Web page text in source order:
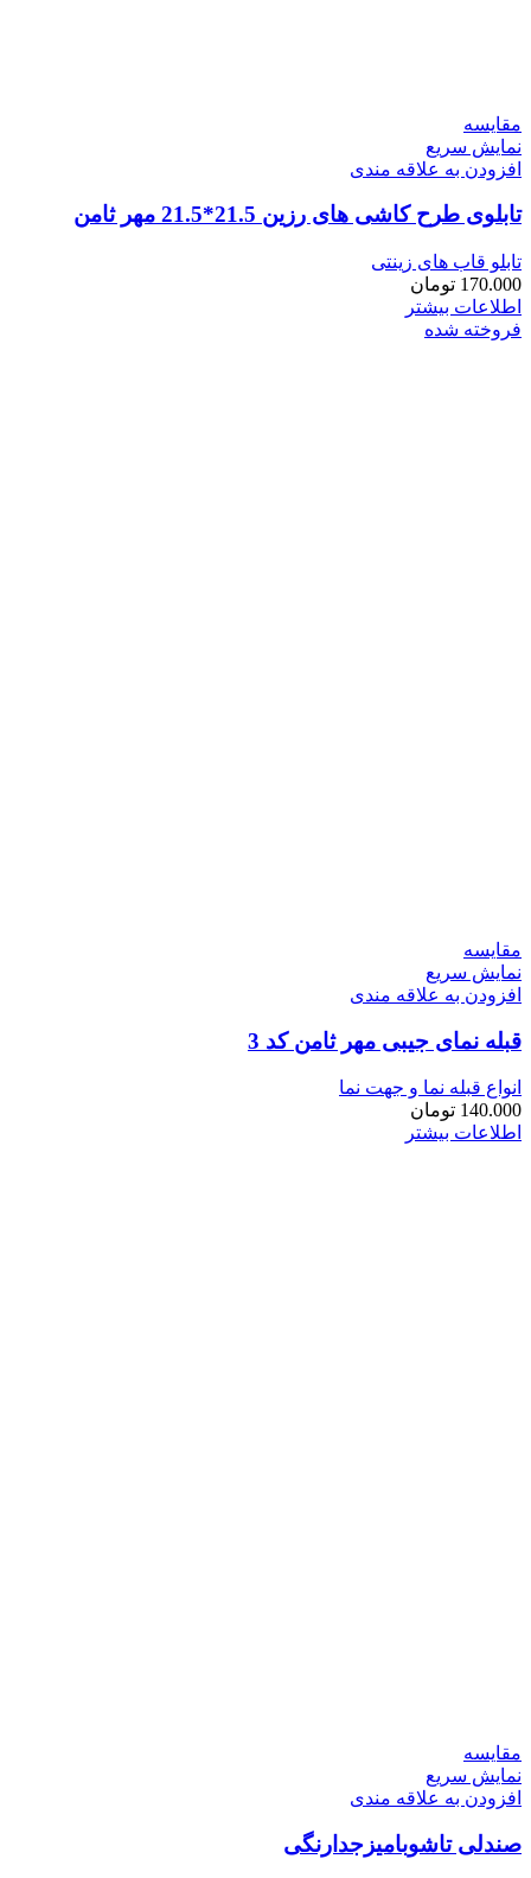
مقايسه
نمایش سریع
افزودن به علاقه مندی
تابلوی طرح کاشی های رزین 21.5*21.5 مهر ثامن
تابلو قاب های زینتی
170.000 تومان
اطلاعات بیشتر
فروخته شده
مقايسه
نمایش سریع
افزودن به علاقه مندی
قبله نمای جیبی مهر ثامن کد 3
انواع قبله نما و جهت نما
140.000 تومان
اطلاعات بیشتر
مقايسه
نمایش سریع
افزودن به علاقه مندی
صندلی تاشوبامیزجدارنگی